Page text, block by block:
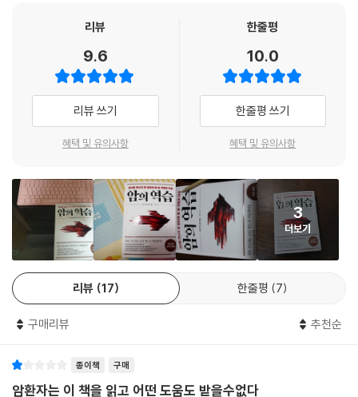
없는 좋은 항암제가 있다”며 항암제치료를 부추기는 의사들이 있는데, 이
써 암 응어리가 일시적으로 오그라드는 정도를 늘렸다’는 뜻이다. 그러나
항암제 대부분은 ‘독약’, ‘극약’으로 지정돼 있으며, 정해진 양을 계속 주입
하면 건강하던 사람도 1년 안에 절반이 죽어버리는 독물이라는 사실은 여
전하다. ‘꿈의 신약’은 환상일 뿐이다.
적은 수술과 같지만, 치료 이전의 삶의 질을 유지할 수 있다는 장점이 있다.
다만, 방사선량이 과할 경우 피부가 헐거나 장기에 구멍이 나고, 뼈도 쉽게
부러진다. 수술, 항암제치료, 방사선치료 등 암 치료를 받다가 되레 암에게
역습당해 사망한 사례는 무수하다. 일본의 여배우 야치구사 가오루는 건강
검진에서 췌장암이 발견되어 췌장 전체를 적출하는 수술을 받았으나 1년
뒤에 간에서 암이 재발해 그로부터 10개월 후에 세상을 떠났다. 여배우 가
와시마 나오미와 전 스모 선수 지요노 후지도 무척 건강했지만, 각각 담관
만에 사망했다. 배우 아쓰미 기요시는 간에서 전이한 폐암을 수술하고 4일
는 수술을 받았는데 얼마 후 폐에 소화액이 역류하는 바람에 폐부종이 생
겨 4개월 만에 운명했다. 이들 모두 암 치료로 죽은 것이나 다름없다.
리뷰
9.6
리뷰 쓰기
혜택 및 유의사항
한줄평
10.0
한줄평 쓰기
혜택 및 유의사항
3
더보기
리뷰 17 한줄평 7
구매리뷰 추천순
종이책 구매
암환자는 이 책을 읽고 어떤 도움도 받을수없다